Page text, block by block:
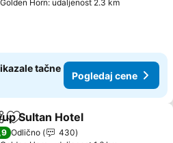
Golden Horn: udaljenost 2.3 km
tačne
Pogledaj cene
Dodati u favorite
Sultan Hotel
Odlično
430